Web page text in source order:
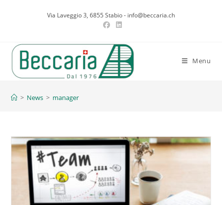
Via Laveggio 3, 6855 Stabio - info@beccaria.ch
Menu
> News > manager